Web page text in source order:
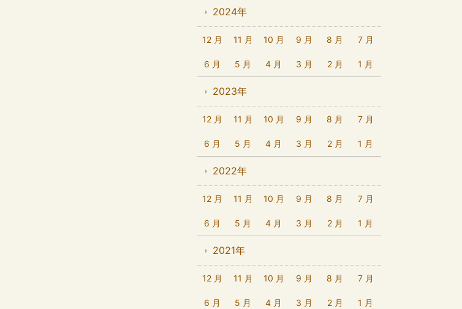
2024年
12 月 11 月 10 月 9 月 8 月 7 月
6 月 5 月 4 月 3 月 2 月 1 月
2023年
12 月 11 月 10 月 9 月 8 月 7 月
6 月 5 月 4 月 3 月 2 月 1 月
2022年
12 月 11 月 10 月 9 月 8 月 7 月
6 月 5 月 4 月 3 月 2 月 1 月
2021年
12 月 11 月 10 月 9 月 8 月 7 月
6 月 5 月 4 月 3 月 2 月 1 月